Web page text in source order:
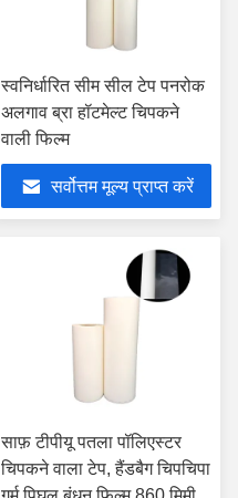
स्वनिर्धारित सीम सील टेप पनरोक
अलगाव ब्रा हॉटमेल्ट चिपकने
वाली फिल्म
सर्वोत्तम मूल्य प्राप्त करें
साफ़ टीपीयू पतला पॉलिएस्टर
चिपकने वाला टेप, हैंडबैग चिपचिपा